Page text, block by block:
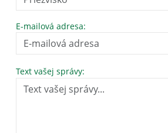
E-mailová adresa:
Text vašej správy: